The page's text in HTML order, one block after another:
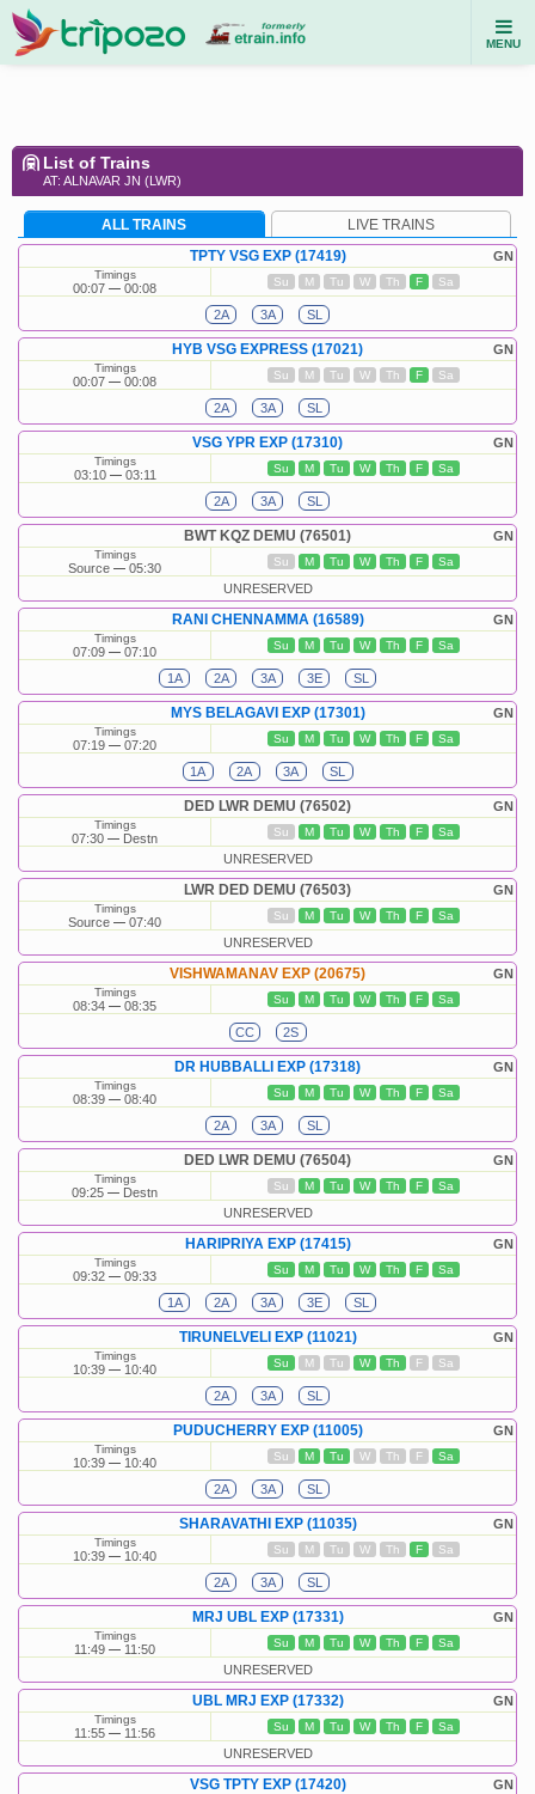
MENU
List of Trains
AT: ALNAVAR JN (LWR)
ALL TRAINS LIVE TRAINS
GN
TPTY VSG EXP (17419)
Timings
00:07 00:08 Su M Tu W Th F Sa
2A 3A SL
GN
HYB VSG EXPRESS (17021)
Timings
00:07 00:08 Su M Tu W Th F Sa
2A 3A SL
GN
VSG YPR EXP (17310)
Timings
03:10 03:11 Su M Tu W Th F Sa
2A 3A SL
GN
BWT KQZ DEMU (76501)
Timings
Source 05:30 Su M Tu W Th F Sa
UNRESERVED
GN
RANI CHENNAMMA (16589)
Timings
07:09 07:10 Su M Tu W Th F Sa
1A 2A 3A 3E SL
GN
MYS BELAGAVI EXP (17301)
Timings
07:19 07:20 Su M Tu W Th F Sa
1A 2A 3A SL
GN
DED LWR DEMU (76502)
Timings
07:30 Destn Su M Tu W Th F Sa
UNRESERVED
GN
LWR DED DEMU (76503)
Timings
Source 07:40 Su M Tu W Th F Sa
UNRESERVED
GN
VISHWAMANAV EXP (20675)
Timings
08:34 08:35 Su M Tu W Th F Sa
CC 2S
GN
DR HUBBALLI EXP (17318)
Timings
08:39 08:40 Su M Tu W Th F Sa
2A 3A SL
GN
DED LWR DEMU (76504)
Timings
09:25 Destn Su M Tu W Th F Sa
UNRESERVED
GN
HARIPRIYA EXP (17415)
Timings
09:32 09:33 Su M Tu W Th F Sa
1A 2A 3A 3E SL
GN
TIRUNELVELI EXP (11021)
Timings
10:39 10:40 Su M Tu W Th F Sa
2A 3A SL
GN
PUDUCHERRY EXP (11005)
Timings
10:39 10:40 Su M Tu W Th F Sa
2A 3A SL
GN
SHARAVATHI EXP (11035)
Timings
10:39 10:40 Su M Tu W Th F Sa
2A 3A SL
GN
MRJ UBL EXP (17331)
Timings
11:49 11:50 Su M Tu W Th F Sa
UNRESERVED
GN
UBL MRJ EXP (17332)
Timings
11:55 11:56 Su M Tu W Th F Sa
UNRESERVED
GN
VSG TPTY EXP (17420)